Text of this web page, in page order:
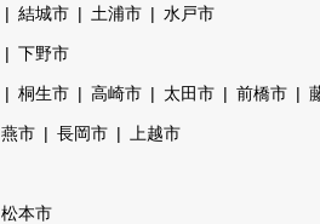
結城市 土浦市 水戸市
下野市
桐生市 高崎市 太田市 前橋市
燕市 長岡市 上越市
松本市